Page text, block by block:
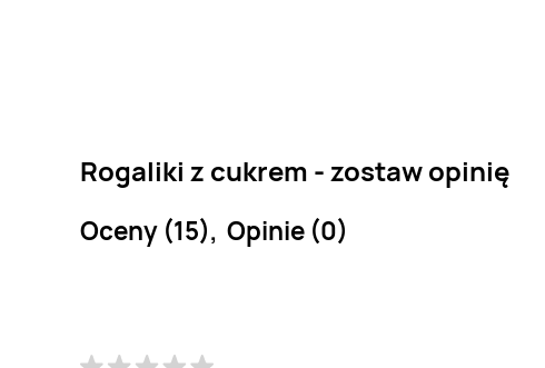
Rogaliki z cukrem - zostaw opinię
Oceny (15), Opinie (0)